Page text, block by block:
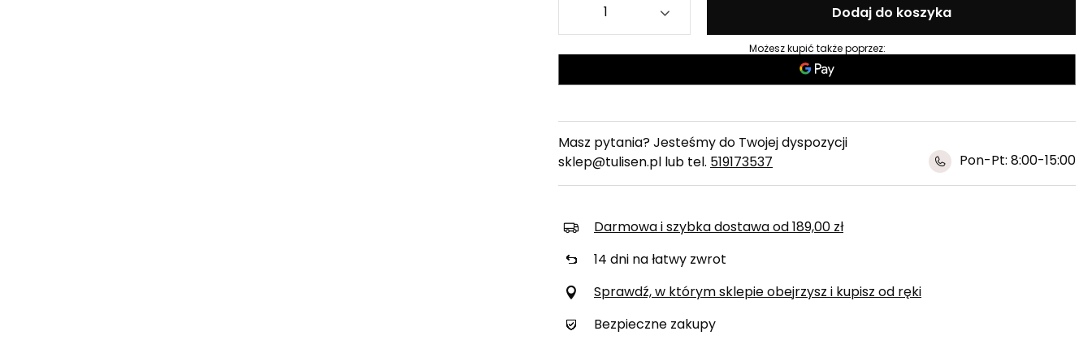
Dodaj do koszyka
Możesz kupić także poprzez:
Masz pytania? Jesteśmy do Twojej dyspozycji
sklep@tulisen.pl lub tel. 519173537 Pon-Pt: 8:00-15:00
Darmowa i szybka dostawa od 189,00 zł
14 dni na łatwy zwrot
Sprawdź, w którym sklepie obejrzysz i kupisz od ręki
Bezpieczne zakupy